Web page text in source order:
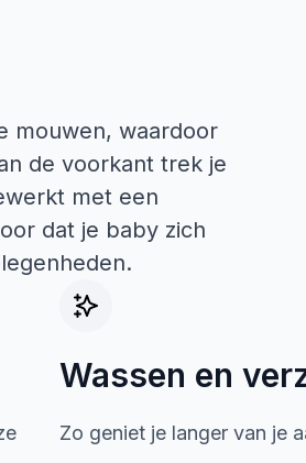
mouwen, waardoor
de voorkant trek je
met een
dat je baby zich
Wassen en
Zo geniet je langer van je